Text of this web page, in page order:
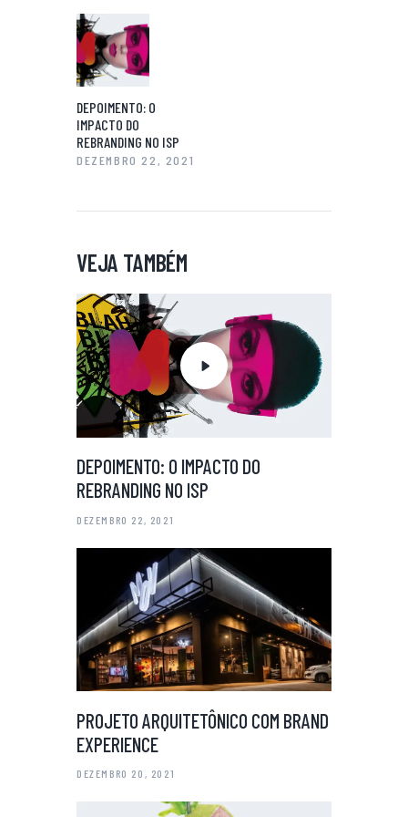
DEPOIMENTO: O
IMPACTO DO
REBRANDING NO ISP
DEZEMBRO 22, 2021
VEJA TAMBÉM
DEPOIMENTO: O IMPACTO DO
REBRANDING NO ISP
DEZEMBRO 22, 2021
PROJETO ARQUITETÔNICO COM BRAND
EXPERIENCE
DEZEMBRO 20, 2021